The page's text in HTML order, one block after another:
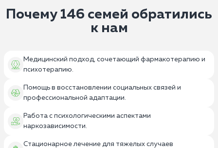
Почему 146 семей обратились
к нам
Медицинский подход, сочетающий фармакотерапию и
психотерапию.
Помощь в восстановлении социальных связей и
профессиональной адаптации.
Работа с психологическими аспектами
наркозависимости.
Стационарное лечение для тяжелых случаев